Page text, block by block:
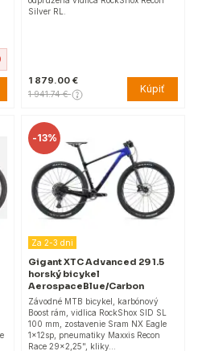
Silver RL.
1 879.00 €
1 941.74 € Kúpiť
-13%
Za 2-3 dni
Gigant XTC Advanced 29 1.5
horský bicykel
AerospaceBlue/Carbon
Závodné MTB bicykel, karbónový
Boost rám, vidlica RockShox SID SL
100 mm, zostavenie Sram NX Eagle
1x12sp, pneumatiky Maxxis Recon
Race 29x2,25", kliky…